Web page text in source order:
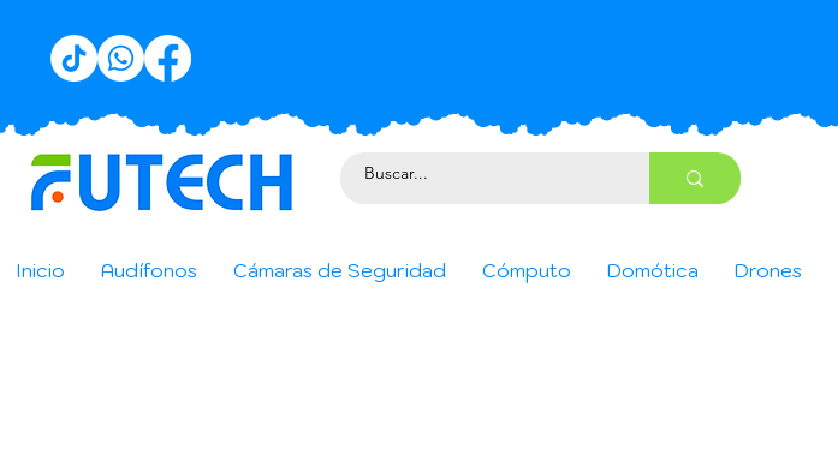
Inicio Audífonos Cámaras de Seguridad Cómputo Domótica Drones